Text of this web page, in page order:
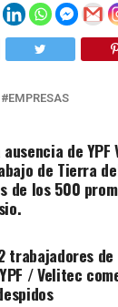
EMPRESAS
ausencia de
de Tierra
de los 500
trabajadores
/ Velitec